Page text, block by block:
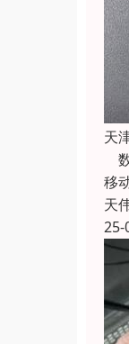
天
移
天
25-